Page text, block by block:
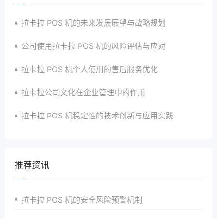
拉卡拉 POS 机的未来发展展望与战略规划
公司使用拉卡拉 POS 机的风险评估与应对
拉卡拉 POS 机个人使用的售后服务优化
拉卡拉公司文化在企业管理中的作用
拉卡拉 POS 机稳定性的技术创新与应用实践
推荐资讯
拉卡拉 POS 机的安全风险预警机制